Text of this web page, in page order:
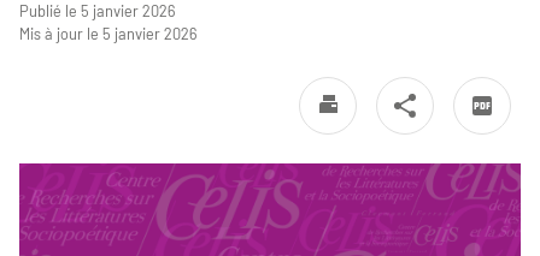
Publié le 5 janvier 2026
Mis à jour le 5 janvier 2026